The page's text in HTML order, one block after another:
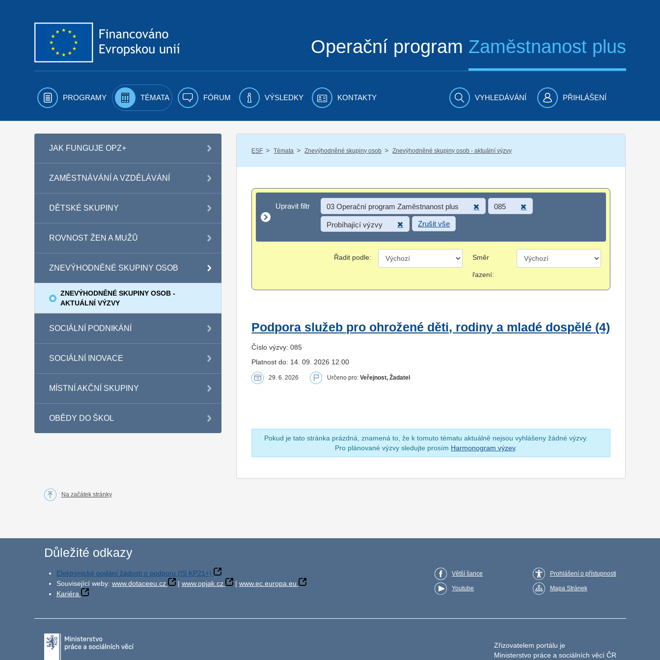
Operační program Zaměstnanost plus
PROGRAMY TÉMATA FÓRUM VÝSLEDKY KONTAKTY VYHLEDÁVÁNÍ PŘIHLÁŠENÍ
JAK FUNGUJE OPZ+
ZAMĚSTNÁVÁNÍ A VZDĚLÁVÁNÍ
DĚTSKÉ SKUPINY
ROVNOST ŽEN A MUŽŮ
ZNEVÝHODNĚNÉ SKUPINY OSOB
ZNEVÝHODNĚNÉ SKUPINY OSOB -
AKTUÁLNÍ VÝZVY
SOCIÁLNÍ PODNIKÁNÍ
SOCIÁLNÍ INOVACE
MÍSTNÍ AKČNÍ SKUPINY
OBĚDY DO ŠKOL
ESF / Témata / Znevýhodněné skupiny osob / Znevýhodněné skupiny osob - aktuální výzvy
Upravit filtr
Upravit filtr 03 Operační program Zaměstnanost plus 085
Probíhající výzvy Zrušit vše
Řadit podle: Směr
řazení:
Podpora služeb pro ohrožené děti, rodiny a mladé dospělé (4)
Číslo výzvy: 085
Platnost do: 14. 09. 2026 12:00
29. 6. 2026 Určeno pro:Veřejnost, Žadatel
Pokud je tato stránka prázdná, znamená to, že k tomuto tématu aktuálně nejsou vyhlášeny žádné výzvy.
Pro plánované výzvy sledujte prosím Harmonogram výzev.
Na začátek stránky
Důležité odkazy
Elektronické podání žádosti o podporu (IS KP21+)
Související weby: www.dotaceeu.cz | www.opjak.cz | www.ec.europa.eu
Kariéra
Větší šance
Youtube
Prohlášení o přístupnosti
Mapa Stránek
Zřizovatelem portálu je
Ministerstvo práce a sociálních věcí ČR